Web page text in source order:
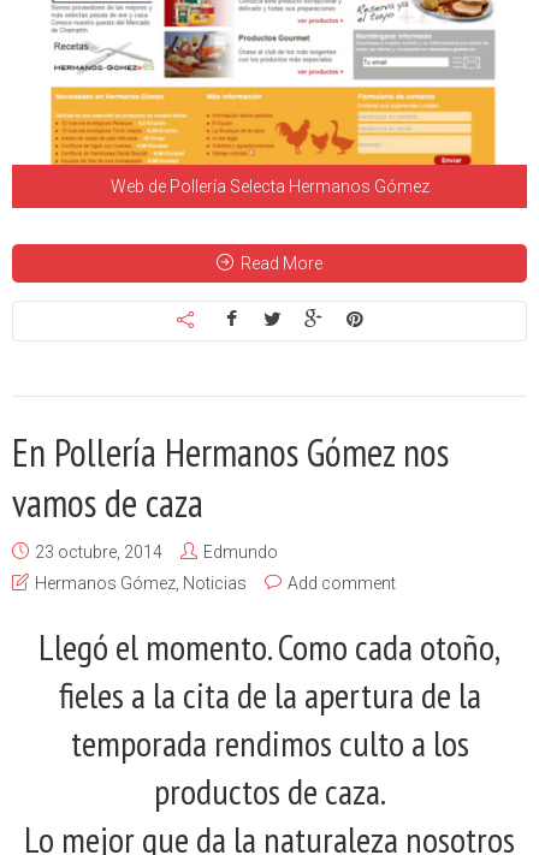
Web de Pollería Selecta Hermanos Gómez
Read More
En Pollería Hermanos Gómez nos
vamos de caza
23 octubre, 2014
Edmundo
Hermanos Gómez Noticias Add comment
Llegó el momento. Como cada otoño,
fieles a la cita de la apertura de la
temporada rendimos culto a los
productos de caza.
Lo mejor que da la naturaleza nosotros